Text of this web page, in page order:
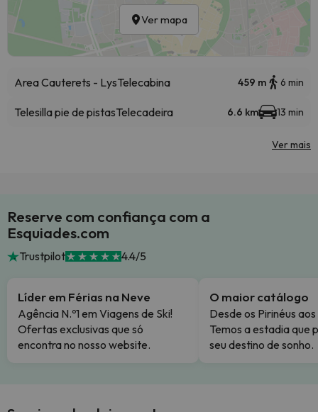
Ver mapa
Area Cauterets - LysTelecabina 459 m 6 min
Telesilla pie de pistasTelecadeira 6.6 km 13 min
Ver mais
Reserve com confiança com a
Esquiades.com
Trustpilot 4.4/5
Líder em Férias na Neve
Agência N.º1 em Viagens de Ski!
Ofertas exclusivas que só
encontra no nosso website.
O maior catálogo
Desde os Pirinéus
Temos a estadia que
seu destino de sonho.